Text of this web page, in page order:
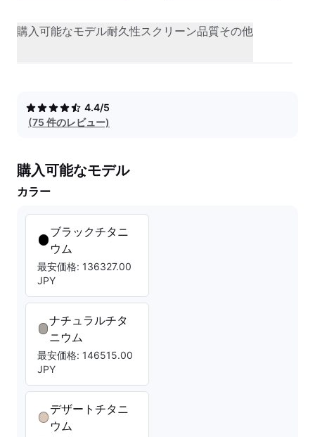
購入可能なモデル耐久性スクリーン品質その他
4.4/5
(75 件のレビュー)
購入可能なモデル
カラー
ブラックチタニ
ウム
最安価格: 136327.00
JPY
ナチュラルチタ
ニウム
最安価格: 146515.00
JPY
デザートチタニ
ウム